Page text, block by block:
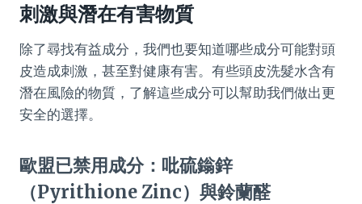
刺激與潛在有害物質
除了尋找有益成分，我們也要知道哪些成分可能對頭
皮造成刺激，甚至對健康有害。有些頭皮洗髮水含有
潛在風險的物質，了解這些成分可以幫助我們做出更
安全的選擇。
歐盟已禁用成分：吡硫鎓鋅
（Pyrithione Zinc）與鈴蘭醛